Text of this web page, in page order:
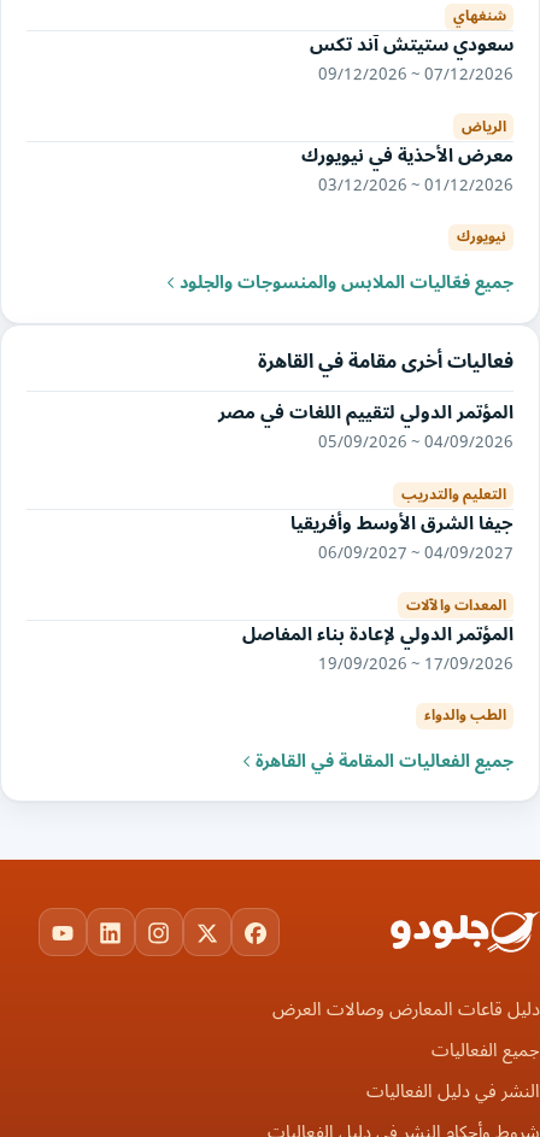
شنغهاي
سعودي ستيتش آند تكس
07/12/2026 ~ 09/12/2026
الرياض
معرض الأحذية في نيويورك
01/12/2026 ~ 03/12/2026
نيويورك
جميع فعّاليات الملابس والمنسوجات والجلود
فعاليات أخرى مقامة في القاهرة
المؤتمر الدولي لتقييم اللغات في مصر
04/09/2026 ~ 05/09/2026
التعليم والتدريب
جيفا الشرق الأوسط وأفريقيا
04/09/2027 ~ 06/09/2027
المعدات والآلات
المؤتمر الدولي لإعادة بناء المفاصل
17/09/2026 ~ 19/09/2026
الطب والدواء
جميع الفعاليات المقامة في القاهرة
Facebook
X
Instagram
LinkedIn
دليل قاعات المعارض وصالات العرض
جميع الفعاليات
النشر في دليل الفعاليات